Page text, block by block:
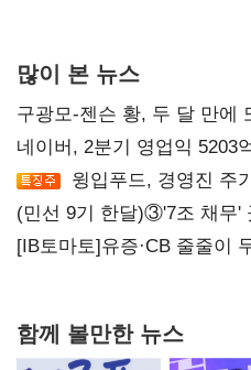
많이 본 뉴스
구광모-젠슨 황, 두 달 만에
네이버, 2분기 영업익 5203
윙입푸드, 경영진 주
(민선 9기 한달)③'7조 채무'
20년만에 '비상재정' 선언 승
[IB토마토]유증·CB 줄줄이
함께 볼만한 뉴스